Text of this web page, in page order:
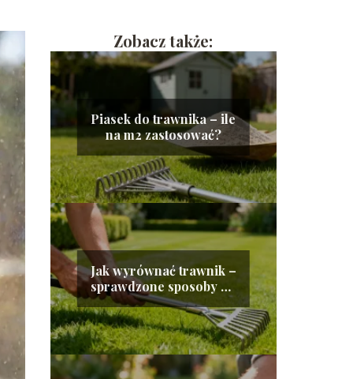
Zobacz także:
Piasek do trawnika – ile
na m2 zastosować?
Jak wyrównać trawnik –
sprawdzone sposoby na
idealną murawę